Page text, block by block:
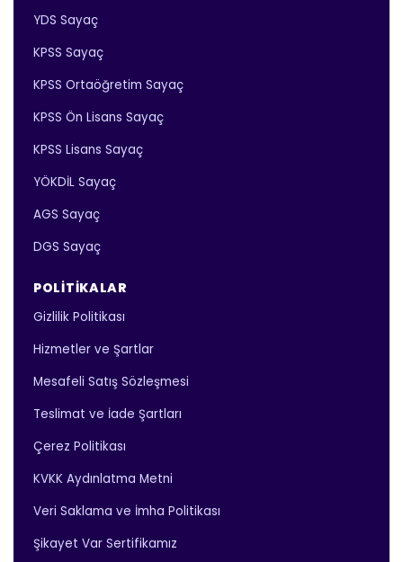
YDS Sayaç
KPSS Sayaç
KPSS Ortaöğretim Sayaç
KPSS Ön Lisans Sayaç
KPSS Lisans Sayaç
YÖKDİL Sayaç
AGS Sayaç
DGS Sayaç
POLITIKALAR
Gizlilik Politikası
Hizmetler ve Şartlar
Mesafeli Satış Sözleşmesi
Teslimat ve İade Şartları
Çerez Politikası
KVKK Aydınlatma Metni
Veri Saklama ve İmha Politikası
Şikayet Var Sertifikamız